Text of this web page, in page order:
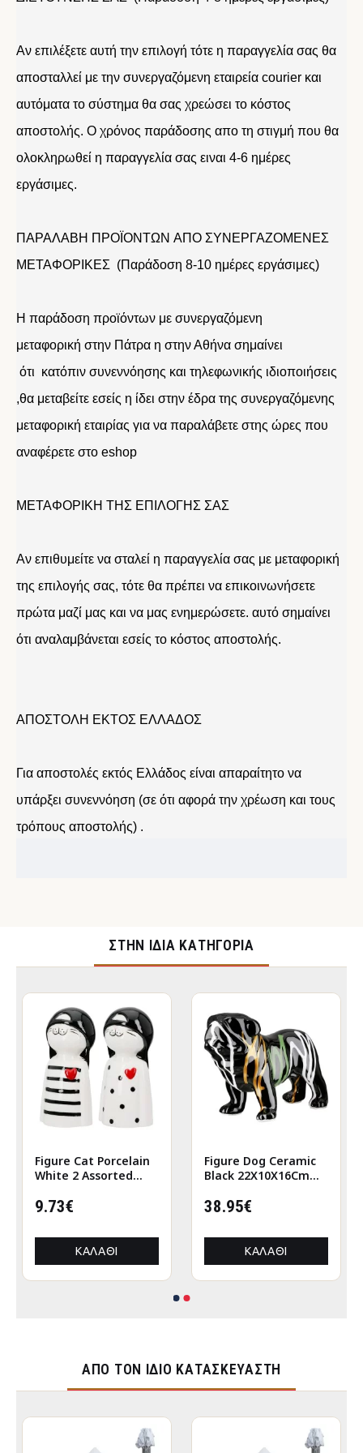
Αν επιλέξετε αυτή την επιλογή τότε η παραγγελία σας θα
αποσταλλεί με την συνεργαζόμενη εταιρεία courier και
αυτόματα το σύστημα θα σας χρεώσει το κόστος
αποστολής. Ο χρόνος παράδοσης απο τη στιγμή που θα
ολοκληρωθεί η παραγγελία σας ειναι 4-6 ημέρες
εργάσιμες.
ΠΑΡΑΛΑΒΗ ΠΡΟΪΟΝΤΩΝ ΑΠΟ ΣΥΝΕΡΓΑΖΟΜΕΝΕΣ
ΜΕΤΑΦΟΡΙΚΕΣ (Παράδοση 8-10 ημέρες εργάσιμες)
Η παράδοση προϊόντων με συνεργαζόμενη
μεταφορική στην Πάτρα η στην Αθήνα σημαίνει
ότι κατόπιν συνεννόησης και τηλεφωνικής ιδιοποιήσεις
,θα μεταβείτε εσείς η ίδει στην έδρα της συνεργαζόμενης
μεταφορική εταιρίας για να παραλάβετε στης ώρες που
αναφέρετε στο eshop
ΜΕΤΑΦΟΡΙΚΗ ΤΗΣ ΕΠΙΛΟΓΗΣ ΣΑΣ
Αν επιθυμείτε να σταλεί η παραγγελία σας με μεταφορική
της επιλογής σας, τότε θα πρέπει να επικοινωνήσετε
πρώτα μαζί μας και να μας ενημερώσετε. αυτό σημαίνει
ότι αναλαμβάνεται εσείς το κόστος αποστολής.
ΑΠΟΣΤΟΛΗ ΕΚΤΟΣ ΕΛΛΑΔΟΣ
Για αποστολές εκτός Ελλάδος είναι απαραίτητο να
υπάρξει συνεννόηση (σε ότι αφορά την χρέωση και τους
τρόπους αποστολής) .
ΣΤΉΝ ΊΔΙΑ ΚΑΤΗΓΟΡΊΑ
Figure Cat Porcelain
White 2 Assorted
9.73€
ΚΑΛΆΘΙ
Figure Dog Ceramic
Black 22X10X16Cm
38.95€
ΚΑΛΆΘΙ
ΑΠΌ ΤΟΝ ΊΔΙΟ ΚΑΤΑΣΚΕΥΑΣΤΉ